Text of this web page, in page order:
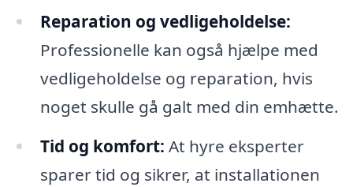
Reparation og vedligeholdelse:
Professionelle kan også hjælpe med
vedligeholdelse og reparation, hvis
noget skulle gå galt med din emhætte.
Tid og komfort: At hyre eksperter
sparer tid og sikrer, at installationen